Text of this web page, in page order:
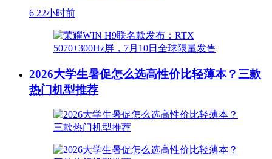
6 22小时前
2026大学生暑促怎么选高性价比轻薄本？三款
热门机型推荐